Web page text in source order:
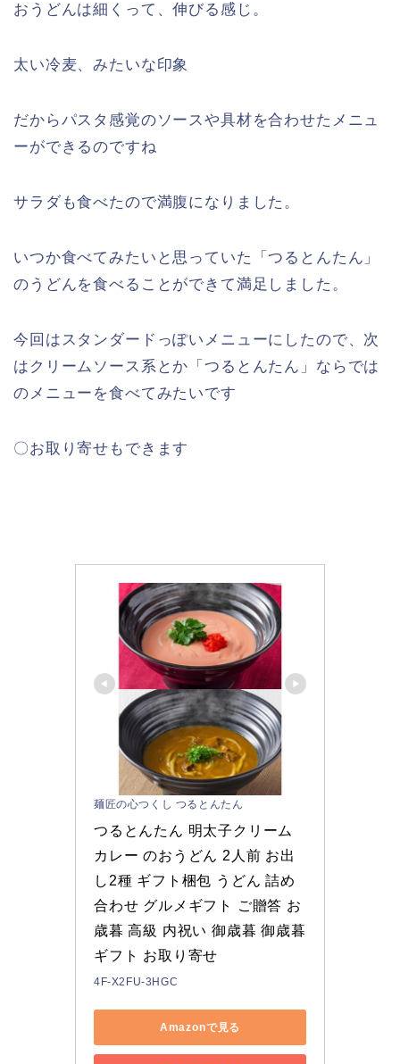
おうどんは細くって、伸びる感じ。
太い冷麦、みたいな印象
だからパスタ感覚のソースや具材を合わせたメニュ
ーができるのですね
サラダも食べたので満腹になりました。
いつか食べてみたいと思っていた「つるとんたん」
のうどんを食べることができて満足しました。
今回はスタンダードっぽいメニューにしたので、次
はクリームソース系とか「つるとんたん」ならでは
のメニューを食べてみたいです
〇お取り寄せもできます
麺匠の心つくし つるとんたん
つるとんたん 明太子クリーム
カレー のおうどん 2人前 お出
し2種 ギフト梱包 うどん 詰め
合わせ グルメギフト ご贈答 お
歳暮 高級 内祝い 御歳暮 御歳暮
ギフト お取り寄せ
4F-X2FU-3HGC
Amazonで見る